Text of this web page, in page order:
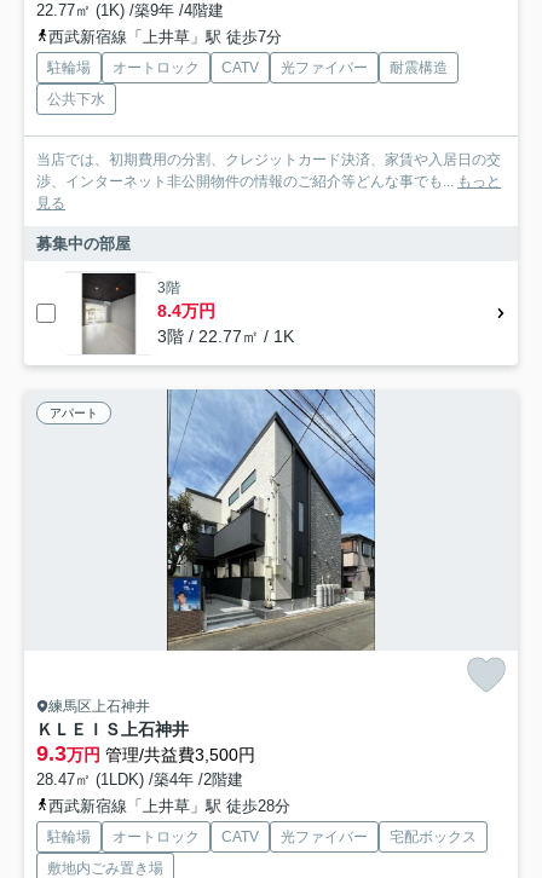
22.77㎡ (1K) /築9年 /4階建
西武新宿線「上井草」駅 徒歩7分
駐輪場 オートロック CATV 光ファイバー
耐震構造
公共下水
当店では、初期費用の分割、クレジットカード決済、家賃や入居日の交
渉、インターネット非公開物件の情報のご紹介等どんな事でも... もっと
見る
募集中の部屋
3階
8.4万円
3階 / 22.77㎡ / 1K
アパート
練馬区上石神井
ＫＬＥＩＳ上石神井
9.3万円 管理/共益費3,500円
28.47㎡ (1LDK) /築4年 /2階建
西武新宿線「上井草」駅 徒歩28分
駐輪場 オートロック CATV 光ファイバー
宅配ボックス
敷地内ごみ置き場